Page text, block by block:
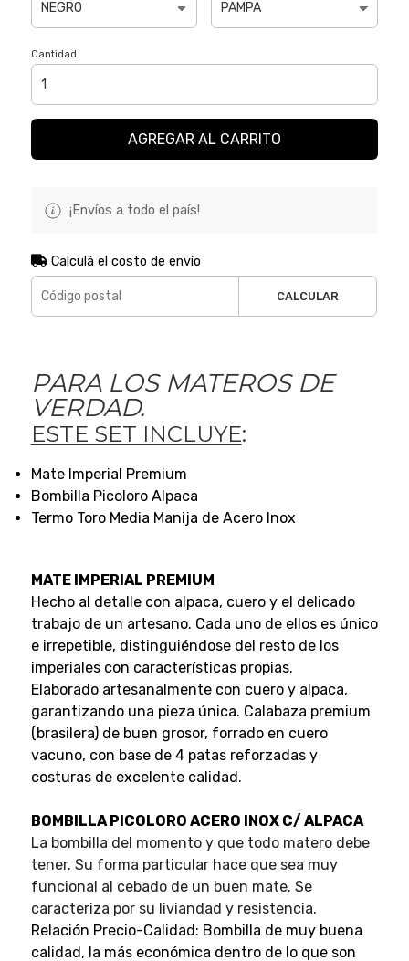
Cantidad
AGREGAR AL CARRITO
¡Envíos a todo el país!
Calculá el costo de envío
CALCULAR
PARA LOS MATEROS DE
VERDAD.
ESTE SET INCLUYE:
Mate Imperial Premium
Bombilla Picoloro Alpaca
Termo Toro Media Manija de Acero Inox
MATE IMPERIAL PREMIUM
Hecho al detalle con alpaca, cuero y el delicado
trabajo de un artesano. Cada uno de ellos es único
e irrepetible, distinguiéndose del resto de los
imperiales con características propias.
Elaborado artesanalmente con cuero y alpaca,
garantizando una pieza única. Calabaza premium
(brasilera) de buen grosor, forrado en cuero
vacuno, con base de 4 patas reforzadas y
costuras de excelente calidad.
BOMBILLA PICOLORO ACERO INOX C/ ALPACA
La bombilla del momento y que todo matero debe
tener. Su forma particular hace que sea muy
funcional al cebado de un buen mate. Se
caracteriza por su liviandad y resistencia.
Relación Precio-Calidad: Bombilla de muy buena
calidad, la más económica dentro de lo que son